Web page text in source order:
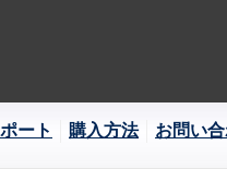
ート 購入方法 お問い